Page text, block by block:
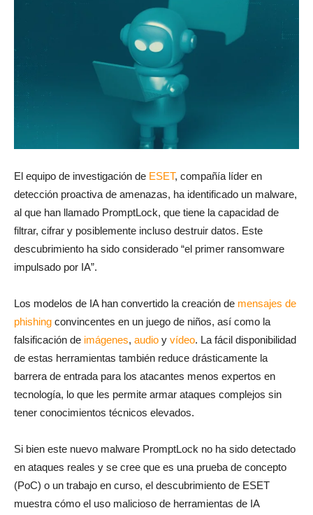
El equipo de investigación de ESET, compañía líder en
detección proactiva de amenazas, ha identificado un malware,
al que han llamado PromptLock, que tiene la capacidad de
filtrar, cifrar y posiblemente incluso destruir datos. Este
descubrimiento ha sido considerado “el primer ransomware
impulsado por IA”.
Los modelos de IA han convertido la creación de mensajes de
phishing convincentes en un juego de niños, así como la
falsificación de imágenes, audio y vídeo. La fácil disponibilidad
de estas herramientas también reduce drásticamente la
barrera de entrada para los atacantes menos expertos en
tecnología, lo que les permite armar ataques complejos sin
tener conocimientos técnicos elevados.
Si bien este nuevo malware PromptLock no ha sido detectado
en ataques reales y se cree que es una prueba de concepto
(PoC) o un trabajo en curso, el descubrimiento de ESET
muestra cómo el uso malicioso de herramientas de IA